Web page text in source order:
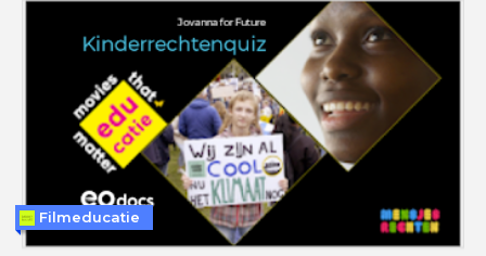
Filmeducatie